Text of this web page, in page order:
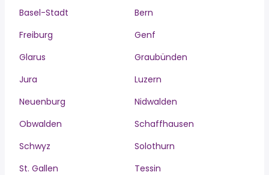
Basel-Stadt
Bern
Freiburg
Genf
Glarus
Graubünden
Jura
Luzern
Neuenburg
Nidwalden
Obwalden
Schaffhausen
Schwyz
Solothurn
St. Gallen
Tessin